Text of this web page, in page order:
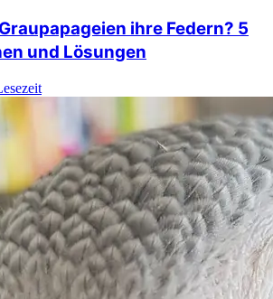
ihre Federn? 5
und Lösungen